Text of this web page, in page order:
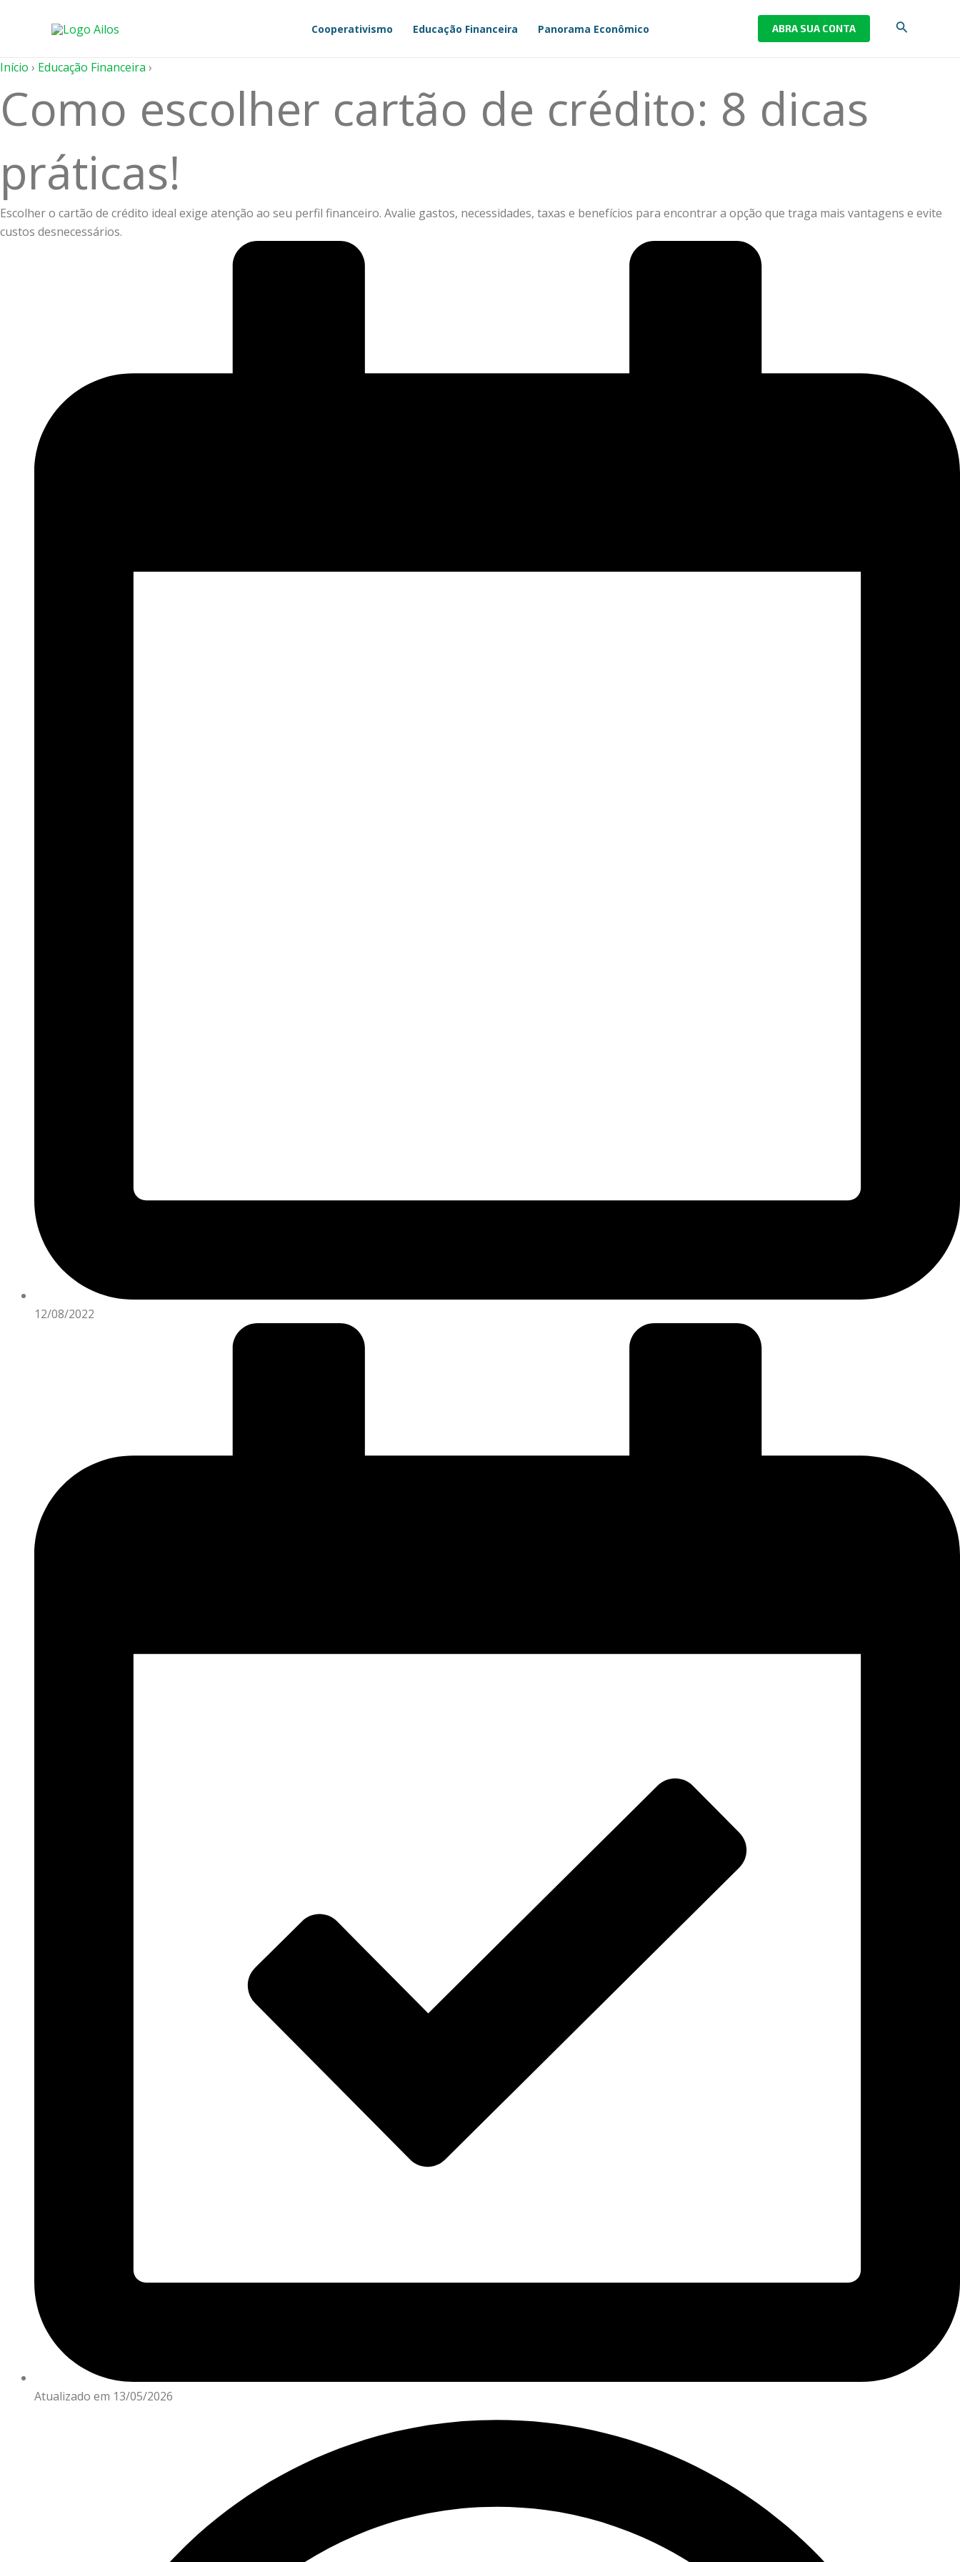
conteúdo
Cooperativismo Educação Financeira Panorama Econômico ABRA SUA CONTA Pesquisar
Início › Educação Financeira ›
Como escolher cartão de crédito: 8 dicas
práticas!
Escolher o cartão de crédito ideal exige atenção ao seu perfil financeiro. Avalie gastos, necessidades, taxas e benefícios para encontrar a opção que traga mais vantagens e evite
custos desnecessários.
12/08/2022
Atualizado em 13/05/2026